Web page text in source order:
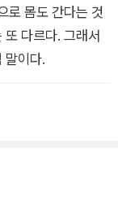
로 몸도 간다는 것
또 다르다. 그래서
말이다.